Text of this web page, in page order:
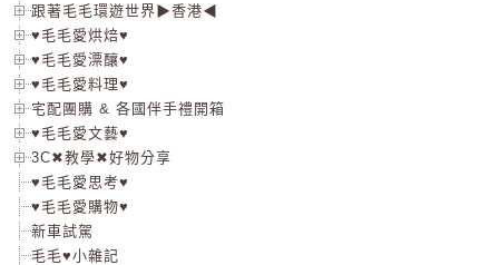
跟著毛毛環遊世界▶香港◀
♥毛毛愛烘焙♥
♥毛毛愛漂釀♥
♥毛毛愛料理♥
宅配團購 & 各國伴手禮開箱
♥毛毛愛文藝♥
3C✖教學✖好物分享
♥毛毛愛思考♥
♥毛毛愛購物♥
新車試駕
毛毛♥小雜記